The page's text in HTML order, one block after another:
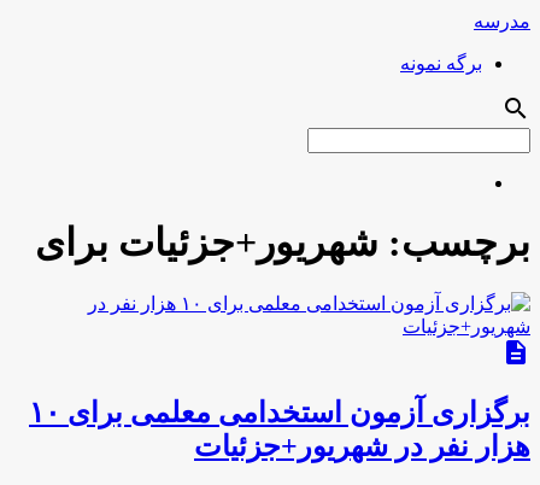
مدرسه
برگه نمونه
search
برچسب: شهریور+جزئیات برای
description
برگزاری آزمون استخدامی معلمی برای ۱۰
هزار نفر در شهریور+جزئیات